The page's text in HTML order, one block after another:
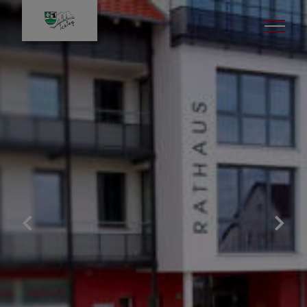
Leben in Icking
Veranstaltungen
Kinder & Jugend
Bildung & Kultur